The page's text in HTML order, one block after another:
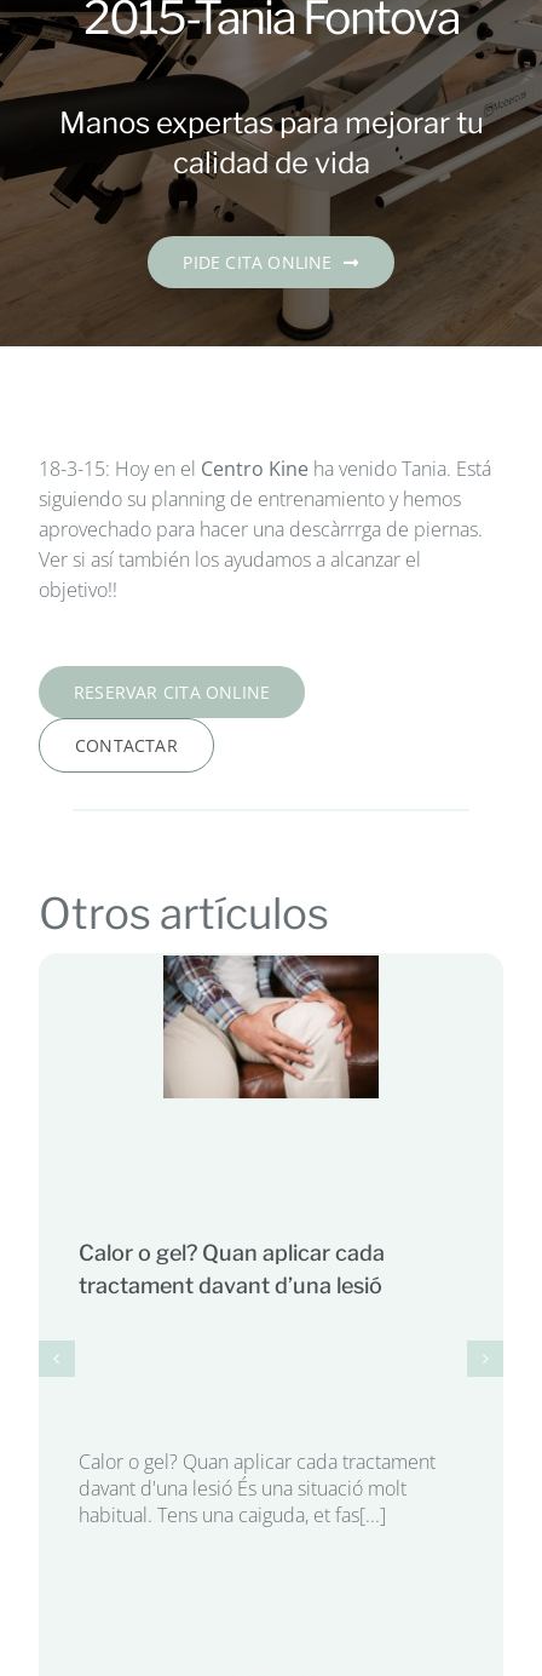
Contacto
PIDE CITA
Español
2015-Tania Fontova
Manos expertas para mejorar tu
calidad de vida
PIDE CITA ONLINE
18-3-15: Hoy en el Centro Kine ha venidoTania. Está
siguiendo su planning de entrenamientoy hemos
aprovechado para hacer una descàrrrga de piernas.
Ver si asítambién losayudamos aalcanzar el
objetivo!!
RESERVAR CITA ONLINE
CONTACTAR
Otros artículos
Calor o gel? Quan aplicar cada
tractament davant d’una lesió
Calor o gel? Quan aplicar cada tractament
davant d'una lesió És una situació molt
habitual. Tens una caiguda, et fas[...]